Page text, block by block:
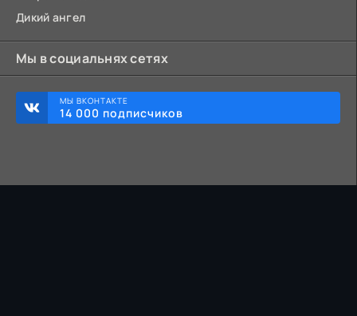
Дикий ангел
Мы в социальнях сетях
МЫ ВКОНТАКТЕ
14 000 подписчиков